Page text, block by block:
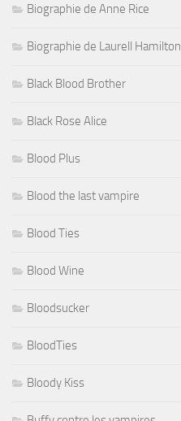
Biographie de Anne Rice
Biographie de Laurell Hamilton
Black Blood Brother
Black Rose Alice
Blood Plus
Blood the last vampire
Blood Ties
Blood Wine
Bloodsucker
BloodTies
Bloody Kiss